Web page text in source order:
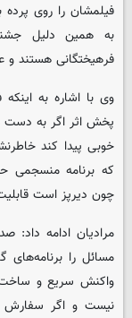
فیلمشان را روی
به همین دلیل
فرهیختگانی هستند
وی با اشاره به
پخش اثر اگر به دست
خوبی پیدا کند
که برنامه منسجمی
چون دیرپز است قابلیت
مرادیان ادامه داد:
مسائل را
واکنش سریع و ساخت
نیست و اگر سفارش